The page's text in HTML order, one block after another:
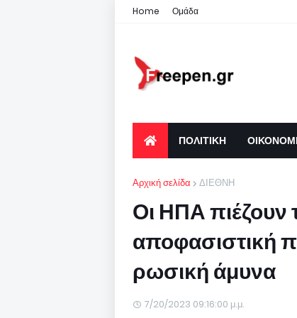
Home Ομάδα
ΠΟΛΙΤΙΚΗ
Αρχική σελίδα ΔΙΕΘΝΗ
Οι ΗΠΑ πιέζουν
αποφασιστική
ρωσική άμυνα
7/20/2023 09:16:00 μ.μ.